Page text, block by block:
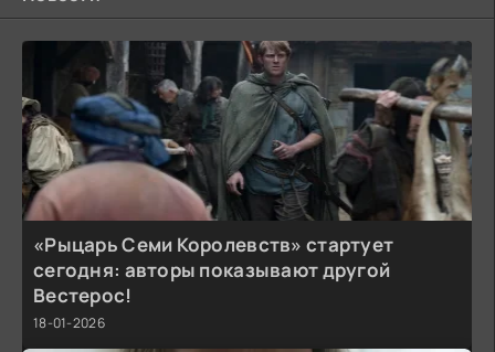
«Рыцарь Семи Королевств» стартует
сегодня: авторы показывают другой
Вестерос!
18-01-2026